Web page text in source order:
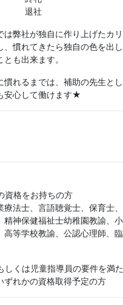
退社
は弊社が独自に作り上げたカ
、慣れてきたら独自の色を出
も出来ます。
慣れるまでは、補助の先生と
安心して働けます★
格をお持ちの方
療法士、言語聴覚士、保育士
精神保健福祉士幼稚園教諭、
高等学校教諭、公認心理師、
くは児童指導員の要件を満
ずれかの資格取得予定の方